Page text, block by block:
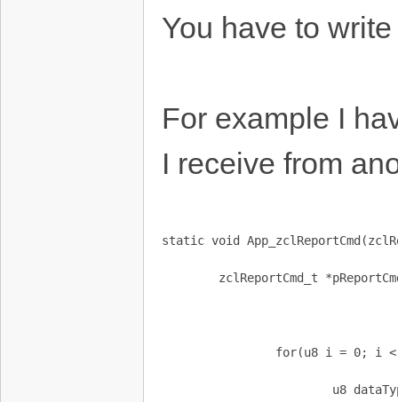
You have to
For example I
I receive from
static void
zclReportCmd_t *pReportCmd
for(u8 i = 0; i <
u8 dataType =